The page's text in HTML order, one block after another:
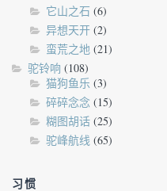
它山之石 (6)
异想天开 (2)
蛮荒之地 (21)
驼铃响 (108)
猫狗鱼乐 (3)
碎碎念念 (15)
糊图胡话 (25)
驼峰航线 (65)
习惯